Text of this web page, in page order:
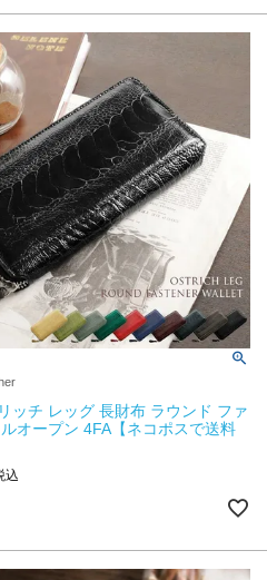
ッチ レッグ 長財布 ラウンド ファ
オープン 4FA【ネコポスで送料
込